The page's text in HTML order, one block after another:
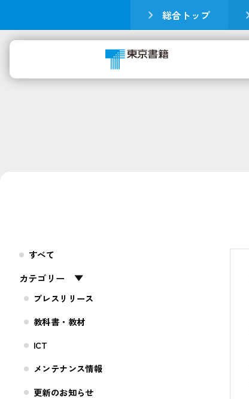
総合トップ
すべて
カテゴリー
プレスリリース
教科書・教材
ICT
メンテナンス情報
更新のお知らせ